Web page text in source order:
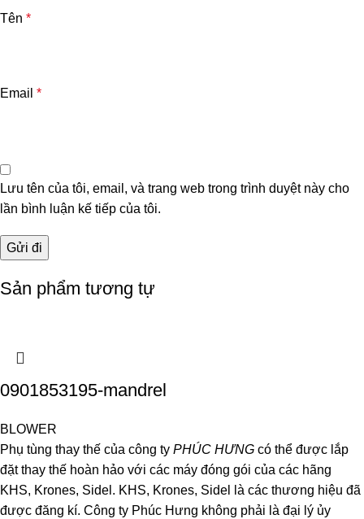
Tên *
Email *
Lưu tên của tôi, email, và trang web trong trình duyệt này cho
lần bình luận kế tiếp của tôi.
Sản phẩm tương tự
0901853195-mandrel
BLOWER
Phụ tùng thay thế của công ty PHÚC HƯNG có thể được lắp
đặt thay thế hoàn hảo với các máy đóng gói của các hãng
KHS, Krones, Sidel. KHS, Krones, Sidel là các thương hiệu đã
được đăng kí. Công ty Phúc Hưng không phải là đại lý ủy